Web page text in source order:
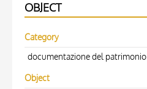
OBJECT
Category
documentazione del
Object